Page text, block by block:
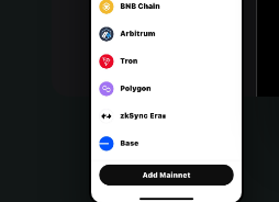
Bahasa Indonesia
Português (Brasil)
Español (Argentina)